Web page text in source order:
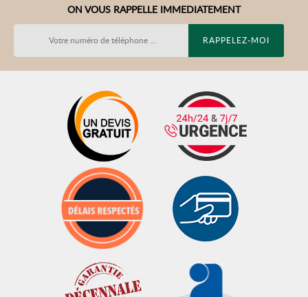
ON VOUS RAPPELLE IMMEDIATEMENT